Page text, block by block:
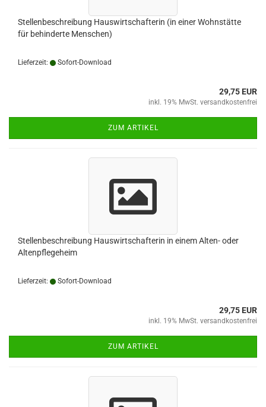
Stellenbeschreibung Hauswirtschafterin (in einer Wohnstätte
für behinderte Menschen)
Lieferzeit: Sofort-Download
29,75 EUR
inkl. 19% MwSt. versandkostenfrei
ZUM ARTIKEL
Stellenbeschreibung Hauswirtschafterin in einem Alten- oder
Altenpflegeheim
Lieferzeit: Sofort-Download
29,75 EUR
inkl. 19% MwSt. versandkostenfrei
ZUM ARTIKEL